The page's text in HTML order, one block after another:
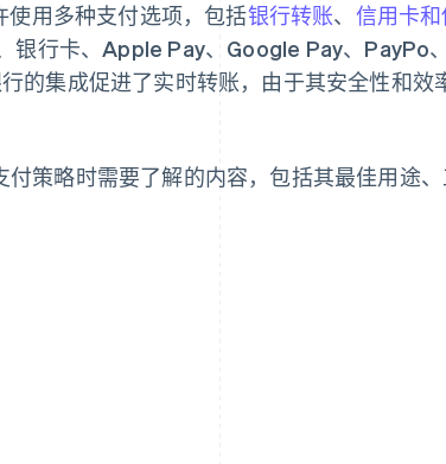
使用多种支付选项，包括银行转账、 信用卡
银行卡、Apple Pay、Google Pay、PayPo、
的集成促进了实时转账，由于其安全性和效
策略时需要了解的内容，包括其最佳用途